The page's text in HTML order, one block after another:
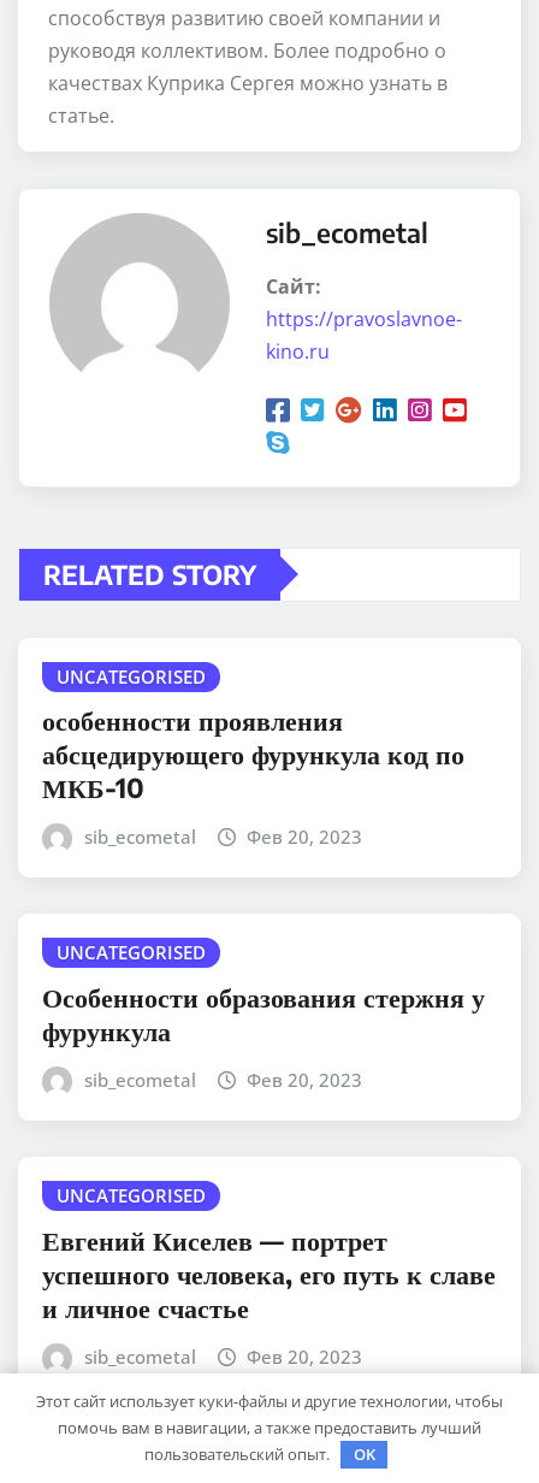
способствуя развитию своей компании и
руководя коллективом. Более подробно о
качествах Куприка Сергея можно узнать в
статье.
sib_ecometal
Сайт:
https://pravoslavnoe-
kino.ru
RELATED STORY
UNCATEGORISED
особенности проявления
абсцедирующего фурункула код по
МКБ-10
sib_ecometal Фев 20, 2023
UNCATEGORISED
Особенности образования стержня у
фурункула
sib_ecometal Фев 20, 2023
UNCATEGORISED
Евгений Киселев — портрет
успешного человека, его путь к славе
и личное счастье
sib_ecometal Фев 20, 2023
Этот сайт использует куки-файлы и другие технологии, чтобы
помочь вам в навигации, а также предоставить лучший
пользовательский опыт.
OK